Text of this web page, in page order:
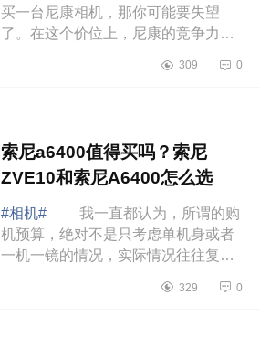
买一台尼康相机，那你可能要失望
了。在这个价位上，尼康的竞争力并
荐的。下面小编为大家介绍下尼康zf
309 0
索尼a6400值得买吗？索尼
ZVE10和索尼A6400怎么选
#相机#
我一直都认为，所谓的购
机预算，绝对不是只考虑单机身或者
一机一镜的情况，实际情况往往复杂
费用，不然就会陷入无限制的花费
329 0